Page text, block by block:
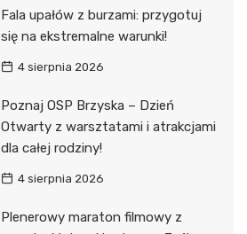
Fala upałów z burzami: przygotuj
się na ekstremalne warunki!
4 sierpnia 2026
Poznaj OSP Brzyska – Dzień
Otwarty z warsztatami i atrakcjami
dla całej rodziny!
4 sierpnia 2026
Plenerowy maraton filmowy z